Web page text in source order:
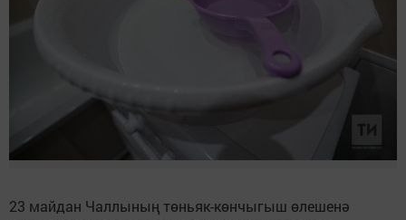
23 майдан Чаллының төньяк-көнчыгыш өлешенә